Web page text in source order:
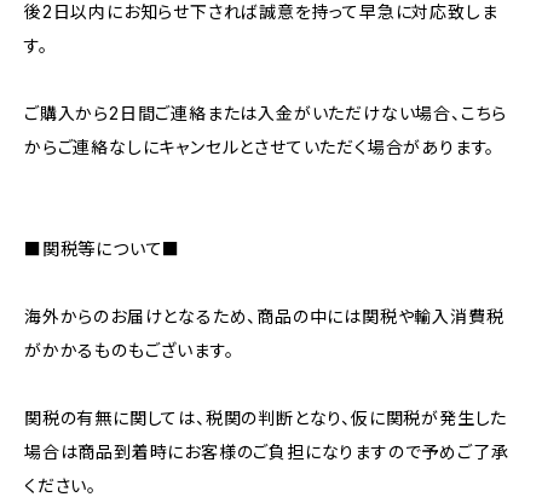
後2日以内にお知らせ下されば誠意を持って早急に対応致しま
す。
ご購入から2日間ご連絡または入金がいただけない場合、こちら
からご連絡なしにキャンセルとさせていただく場合があります。
■関税等について■
海外からのお届けとなるため、商品の中には関税や輸入消費税
がかかるものもございます。
関税の有無に関しては、税関の判断となり、仮に関税が発生した
場合は商品到着時にお客様のご負担になりますので予めご了承
ください。